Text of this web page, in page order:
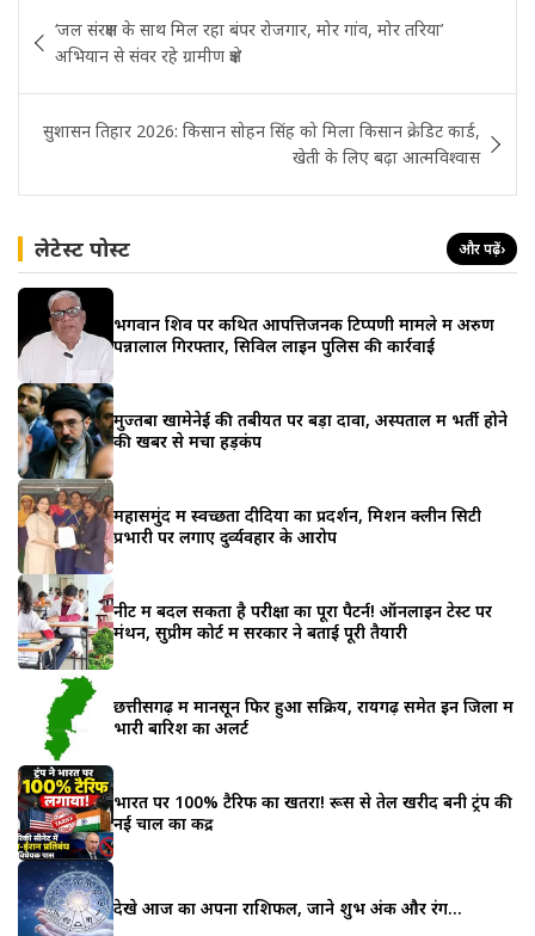
navigation
‘जल संरक्षण के साथ मिल रहा बंपर रोजगार, मोर गांव, मोर तरिया’
अभियान से संवर रहे ग्रामीण क्षेत्र’
सुशासन तिहार 2026: किसान सोहन सिंह को मिला किसान क्रेडिट कार्ड,
खेती के लिए बढ़ा आत्मविश्वास
लेटेस्ट पोस्ट और पढ़ें›
भगवान शिव पर कथित आपत्तिजनक टिप्पणी मामले में अरुण
पन्नालाल गिरफ्तार, सिविल लाइन पुलिस की कार्रवाई
मुज्तबा खामेनेई की तबीयत पर बड़ा दावा, अस्पताल में भर्ती होने
की खबर से मचा हड़कंप
महासमुंद में स्वच्छता दीदियों का प्रदर्शन, मिशन क्लीन सिटी
प्रभारी पर लगाए दुर्व्यवहार के आरोप
नीट में बदल सकता है परीक्षा का पूरा पैटर्न! ऑनलाइन टेस्ट पर
मंथन, सुप्रीम कोर्ट में सरकार ने बताई पूरी तैयारी
छत्तीसगढ़ में मानसून फिर हुआ सक्रिय, रायगढ़ समेत इन जिलों में
भारी बारिश का अलर्ट
भारत पर 100% टैरिफ का खतरा! रूस से तेल खरीद बनी ट्रंप की
नई चाल का केंद्र
देखे आज का अपना राशिफल, जाने शुभ अंक और रंग…